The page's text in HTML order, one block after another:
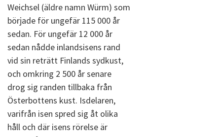
Weichsel (äldre namn Würm) som
började för ungefär 115 000 år
sedan. För ungefär 12 000 år
sedan nådde inlandsisens rand
vid sin reträtt Finlands sydkust,
och omkring 2 500 år senare
drog sig randen tillbaka från
Österbottens kust. Isdelaren,
varifrån isen spred sig åt olika
håll och där isens rörelse är